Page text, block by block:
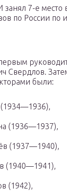
7-е место
по России по
Свердлов.
были:
(1936—1937),
(1937—1940),
(1940—1941),
(1942),